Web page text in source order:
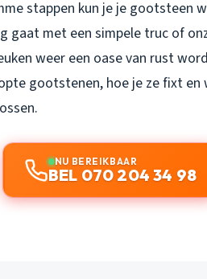
stappen kun je je gootsteen
gaat met een simpele truc of
weer een oase van rust
gootstenen, hoe je ze fixt en
NU BEREIKBAAR
BEL 070 204 34 98